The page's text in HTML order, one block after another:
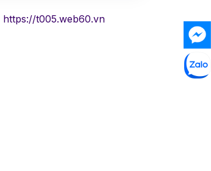
https://t005.web60.vn